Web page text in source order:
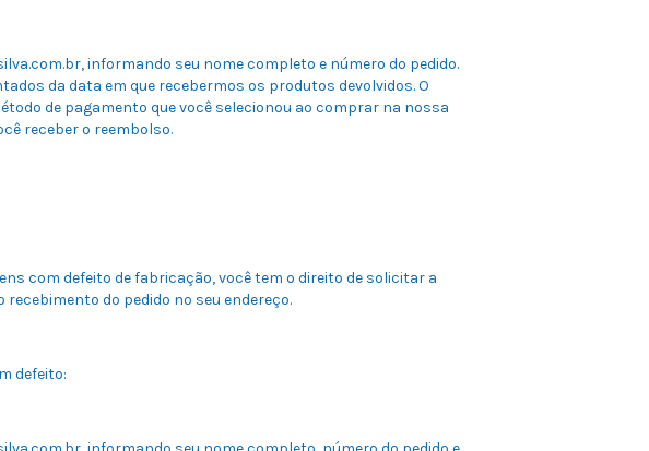
, informando seu nome completo e número do pedido.
da data em que recebermos os produtos devolvidos. O
de pagamento que você selecionou ao comprar na nossa
receber o reembolso.
com defeito de fabricação, você tem o direito de solicitar a
do pedido no seu endereço.
defeito: